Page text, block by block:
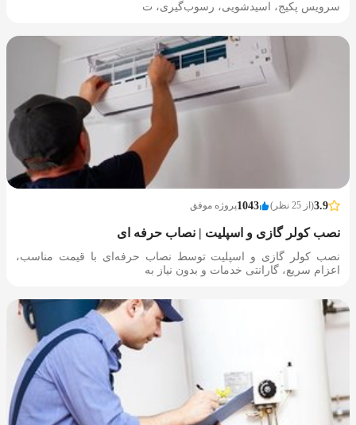
سرویس پکیج، اسیدشویی، رسوب‌گیری، ت
3.9(از 25 نظر) 1043پروژه موفق
نصب کولر گازی و اسپلیت | نصاب حرفه ای
نصب کولر گازی و اسپلیت توسط نصاب حرفه‌ای با قیمت مناسب،
اعزام سریع، گارانتی خدمات و بدون نیاز به